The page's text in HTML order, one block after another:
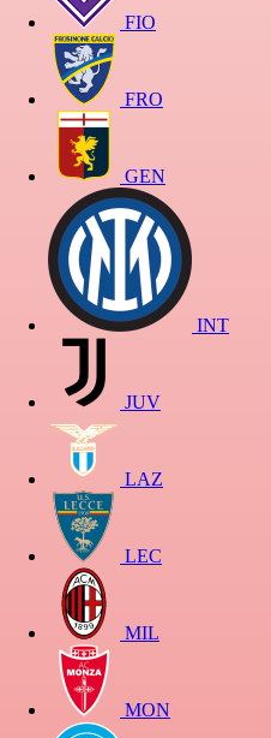
FIO
FRO
GEN
INT
JUV
LAZ
LEC
MIL
MON